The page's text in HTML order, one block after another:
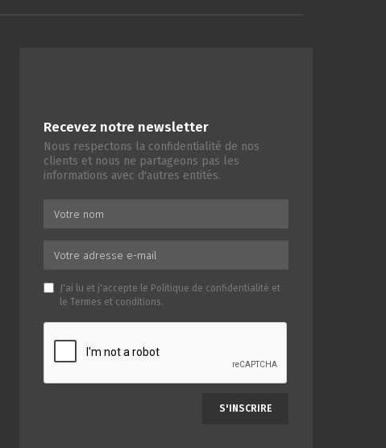
Recevez notre newsletter
Nous respectons la confidentialité de nos
clients et nous ne partageons pas les
informations avec d'autres entités.
J'ai lu et j'accepte le Politique de confidentialité et
le Termes et conditions.
S'INSCRIRE